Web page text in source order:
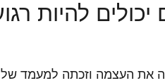
להיות
את העצמה וזכתה למעמד